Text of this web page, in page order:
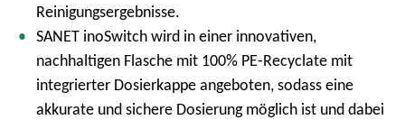
Reinigungsergebnisse.
SANET inoSwitch wird in einer innovativen,
nachhaltigen Flasche mit 100% PE-Recyclate mit
integrierter Dosierkappe angeboten, sodass eine
akkurate und sichere Dosierung möglich ist und dabei